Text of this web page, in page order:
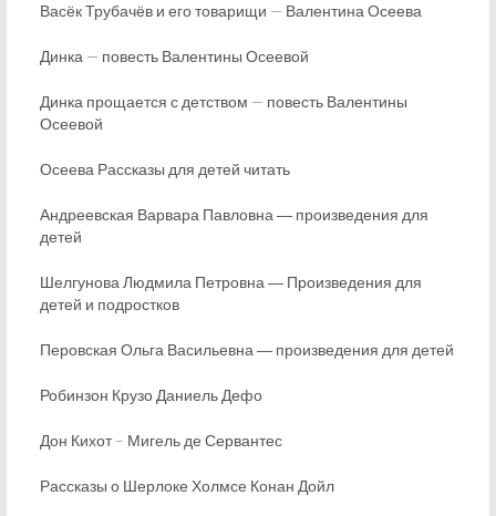
Васёк Трубачёв и его товарищи — Валентина Осеева
Динка — повесть Валентины Осеевой
Динка прощается с детством — повесть Валентины
Осеевой
Осеева Рассказы для детей читать
Андреевская Варвара Павловна ― произведения для
детей
Шелгунова Людмила Петровна ― Произведения для
детей и подростков
Перовская Ольга Васильевна ― произведения для детей
Робинзон Крузо Даниель Дефо
Дон Кихот – Мигель де Сервантес
Рассказы о Шерлоке Холмсе Конан Дойл